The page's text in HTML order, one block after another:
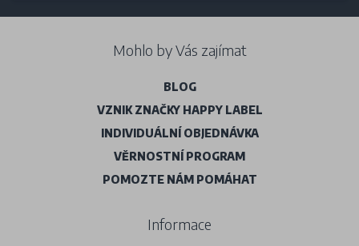
Mohlo by Vás zajímat
BLOG
VZNIK ZNAČKY HAPPY LABEL
INDIVIDUÁLNÍ OBJEDNÁVKA
VĚRNOSTNÍ PROGRAM
POMOZTE NÁM POMÁHAT
Informace